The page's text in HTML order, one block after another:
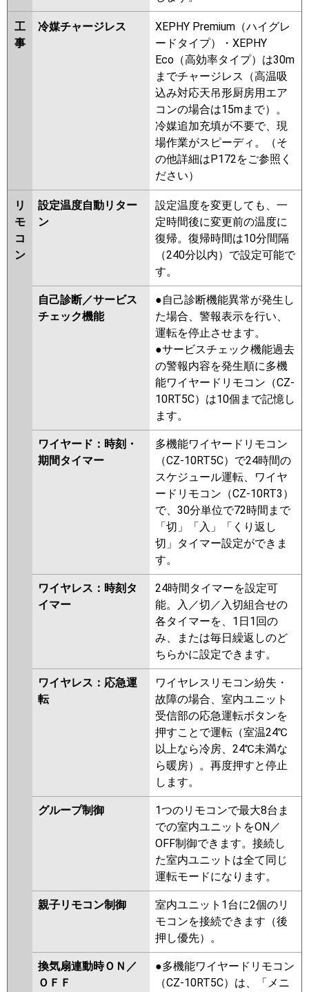
工
事
冷媒チャージレス
XEPHY Premium（ハイグレ
ードタイプ）・XEPHY
Eco（高効率タイプ）は30m
までチャージレス（高温吸
込み対応天吊形厨房用エア
コンの場合は15mまで）。
冷媒追加充填が不要で、現
場作業がスピーディ。（そ
の他詳細はP172をご参照く
ださい）
リ
モ
コ
ン
設定温度自動リター
ン
設定温度を変更しても、一
定時間後に変更前の温度に
復帰。復帰時間は10分間隔
（240分以内）で設定可能で
す。
自己診断／サービス
チェック機能
●自己診断機能異常が発生し
た場合、警報表示を行い、
運転を停止させます。
●サービスチェック機能過去
の警報内容を発生順に多機
能ワイヤードリモコン（CZ-
10RT5C）は10個まで記憶し
ます。
ワイヤード：時刻・
期間タイマー
多機能ワイヤードリモコン
（CZ-10RT5C）で24時間の
スケジュール運転、ワイヤ
ードリモコン（CZ-10RT3）
で、30分単位で72時間まで
「切」「入」「くり返し
切」タイマー設定ができま
す。
ワイヤレス：時刻タ
イマー
24時間タイマーを設定可
能。入／切／入切組合せの
各タイマーを、1日1回の
み、または毎日繰返しのど
ちらかに設定できます。
ワイヤレス：応急運
転
ワイヤレスリモコン紛失・
故障の場合、室内ユニット
受信部の応急運転ボタンを
押すことで運転（室温24℃
以上なら冷房、24℃未満な
ら暖房）。再度押すと停止
します。
グループ制御
1つのリモコンで最大8台ま
での室内ユニットをON／
OFF制御できます。接続し
た室内ユニットは全て同じ
運転モードになります。
親子リモコン制御
室内ユニット1台に2個のリ
モコンを接続できます（後
押し優先）。
換気扇連動時ＯＮ／
ＯＦＦ
●多機能ワイヤードリモコン
（CZ-10RT5C）は、「メニ